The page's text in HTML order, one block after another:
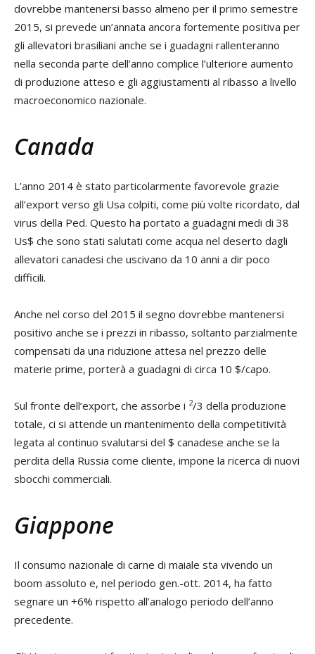
dovrebbe mantenersi basso almeno per il primo semestre
2015, si prevede un’annata ancora fortemente positiva per
gli allevatori brasiliani anche se i guadagni rallenteranno
nella seconda parte dell’anno complice l’ulteriore aumento
di produzione atteso e gli aggiustamenti al ribasso a livello
macroeconomico nazionale.
Canada
L’anno 2014 è stato particolarmente favorevole grazie
all’export verso gli Usa colpiti, come più volte ricordato, dal
virus della Ped. Questo ha portato a guadagni medi di 38
Us$ che sono stati salutati come acqua nel deserto dagli
allevatori canadesi che uscivano da 10 anni a dir poco
difficili.
Anche nel corso del 2015 il segno dovrebbe mantenersi
positivo anche se i prezzi in ribasso, soltanto parzialmente
compensati da una riduzione attesa nel prezzo delle
materie prime, porterà a guadagni di circa 10 $/capo.
Sul fronte dell’export, che assorbe i 2/3 della produzione
totale, ci si attende un mantenimento della competitività
legata al continuo svalutarsi del $ canadese anche se la
perdita della Russia come cliente, impone la ricerca di nuovi
sbocchi commerciali.
Giappone
Il consumo nazionale di carne di maiale sta vivendo un
boom assoluto e, nel periodo gen.-ott. 2014, ha fatto
segnare un +6% rispetto all’analogo periodo dell’anno
precedente.